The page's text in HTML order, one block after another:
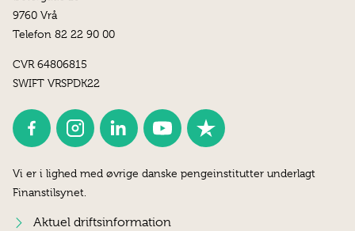
9760 Vrå
Telefon 82 22 90 00
CVR 64806815
SWIFT VRSPDK22
Vi er i lighed med øvrige danske pengeinstitutter underlagt
Finanstilsynet.
Aktuel driftsinformation